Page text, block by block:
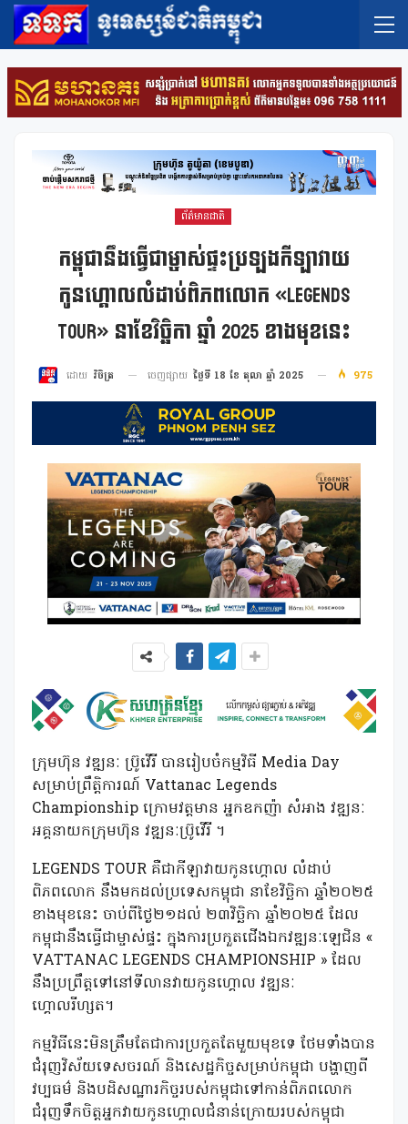
ព័ត៌មានជាតិ
កម្ពុជានឹងធ្វើជាម្ចាស់ផ្ទះប្រឡងកីឡាវាយ
កូនហ្គោលលំដាប់ពិភពលោក «LEGENDS
TOUR» នាខែវិច្ឆិកា ឆ្នាំ 2025 ខាងមុខនេះ
ដោយ វិចិត្រ ចេញផ្សាយ ថ្ងៃទី 18 ខែ តុលា ឆ្នាំ 2025 975
ក្រុមហ៊ុន វឌ្ឍនៈ ប្រ៊ូវើរី បានរៀបចំកម្មវិធី Media Day
សម្រាប់ព្រឹត្តិការណ៍ Vattanac Legends
Championship ក្រោមវត្តមាន អ្នកឧកញ៉ា សំអាង វឌ្ឍនៈ
អគ្គនាយកក្រុមហ៊ុន វឌ្ឍនៈប្រ៊ូវើរី ។
LEGENDS TOUR គឺជាកីឡាវាយកូនហ្គោល លំដាប់
ពិភពលោក នឹងមកដល់ប្រទេសកម្ពុជា នាខែវិច្ឆិកា ឆ្នាំ២០២៥
ខាងមុខនេះ ចាប់ពីថ្ងៃ២១ដល់ ២៣វិច្ឆិកា ឆ្នាំ២០២៥ ដែល
កម្ពុជានឹងធ្វើជាម្ចាស់ផ្ទះ ក្នុងការប្រកួតជើងឯកវឌ្ឍនៈឡេជិន «
VATTANAC LEGENDS CHAMPIONSHIP » ដែល
នឹងប្រព្រឹត្តទៅនៅទីលានវាយកូនហ្គោល វឌ្ឍនៈ
ហ្គោលរីហ្សត។
កម្មវិធីនេះមិនត្រឹមតែជាការប្រកួតតែមួយមុខទេ ថែមទាំងបាន
ជំរុញវិស័យទេសចរណ៍ និងសេដ្ឋកិច្ចសម្រាប់កម្ពុជា បង្ហាញពី
វប្បធម៌ និងបដិសណ្ឋារកិច្ចរបស់កម្ពុជាទៅកាន់ពិភពលោក
ជំរុញទឹកចិត្តអ្នកវាយកូនហ្គោលជំនាន់ក្រោយរបស់កម្ពុជា